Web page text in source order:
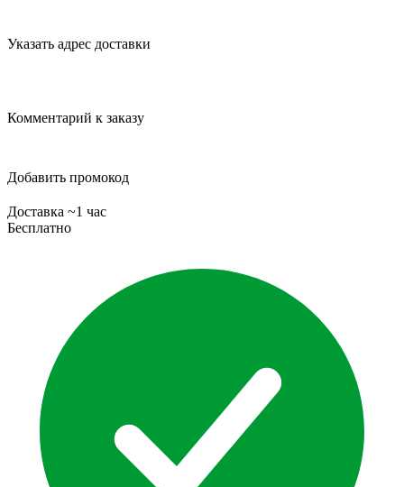
Указать адрес доставки
Комментарий к заказу
Добавить промокод
Доставка ~1 час
Бесплатно